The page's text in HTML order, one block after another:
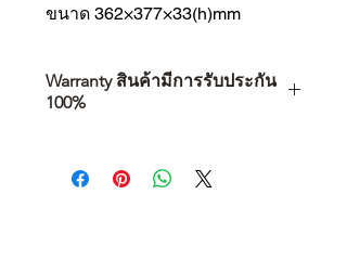
ขนาด 362×377×33(h)mm
Warranty สินค้ามีการรับประกัน
100%
คุณตัดสินใจซื้อ แต่รวมไปถึง
“ประสบการณ์หลังการใช้งาน” ใน